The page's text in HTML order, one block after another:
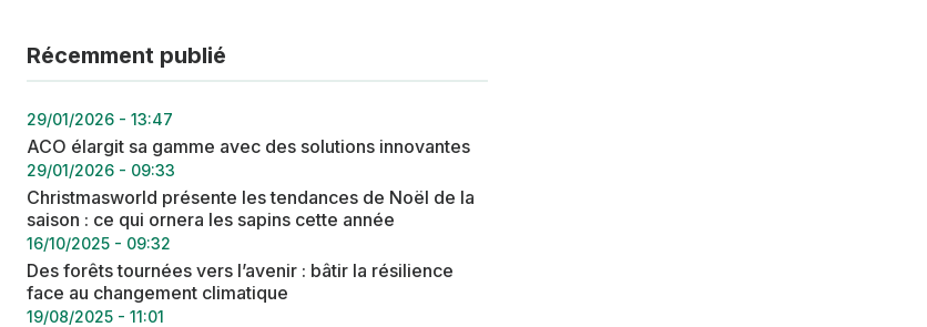
Récemment publié
29/01/2026 - 13:47
ACO élargit sa gamme avec des solutions innovantes
29/01/2026 - 09:33
Christmasworld présente les tendances de Noël de la
saison : ce qui ornera les sapins cette année
16/10/2025 - 09:32
Des forêts tournées vers l’avenir : bâtir la résilience
face au changement climatique
19/08/2025 - 11:01